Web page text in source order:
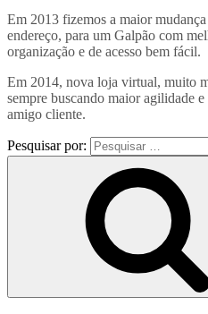
Em 2013 fizemos a maior
endereço, para um Galpão com
organização e de acesso bem fácil.
Em 2014, nova loja virtual, muito
sempre buscando maior agilidade
amigo cliente.
Pesquisar por: